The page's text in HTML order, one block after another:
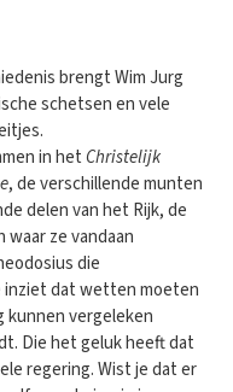
brengt Wim Jurg
schetsen en vele
in het Christelijk
, de verschillende munten
delen van het Rijk, de
waar ze vandaan
die
dat wetten moeten
kunnen vergeleken
Die het geluk heeft dat
regering. Wist je dat er